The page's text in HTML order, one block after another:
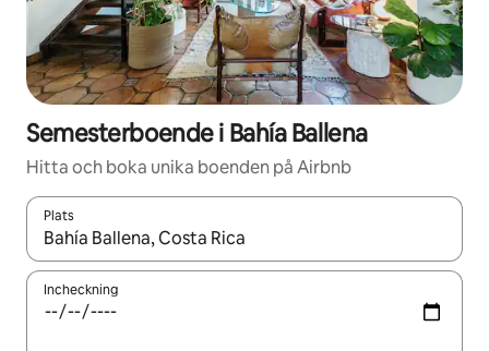
Semesterboende i Bahía Ballena
Hitta och boka unika boenden på Airbnb
Plats
När resultaten är tillgängliga kan du navigera med upp- och
Incheckning